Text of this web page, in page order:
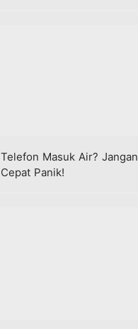
Telefon Masuk Air? Jangan
Cepat Panik!